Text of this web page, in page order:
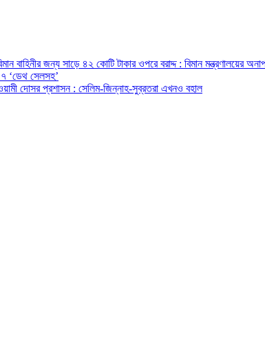
বাহিনীর জন্য সাড়ে ৪২ কোটি টাকার ওপরে বরাদ্দ : বিমান মন্ত্রণালয়ের
৭ ‘ডেথ সেলসহ’
দোসর প্রশাসন : সেলিম-জিন্নাহ-সুব্রতরা এখনও বহাল